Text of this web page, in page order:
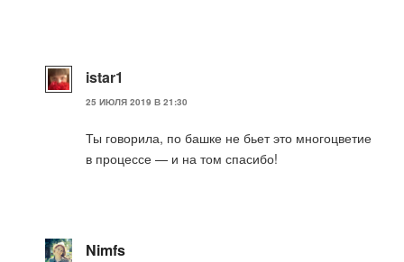
istar1
25 ИЮЛЯ 2019 В 21:30
Ты говорила, по башке не бьет это многоцветие
в процессе — и на том спасибо!
Nimfs